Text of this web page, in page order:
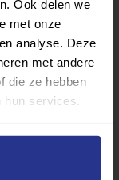
Ook delen we
met onze
analyse. Deze
met andere
die ze hebben
services.